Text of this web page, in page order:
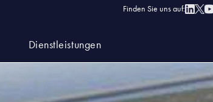
Finden Sie uns auf:
Dienstleistungen